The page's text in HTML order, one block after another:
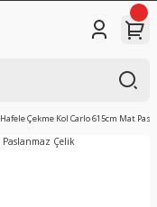
Hafele Çekme Kol Carlo 615cm Mat